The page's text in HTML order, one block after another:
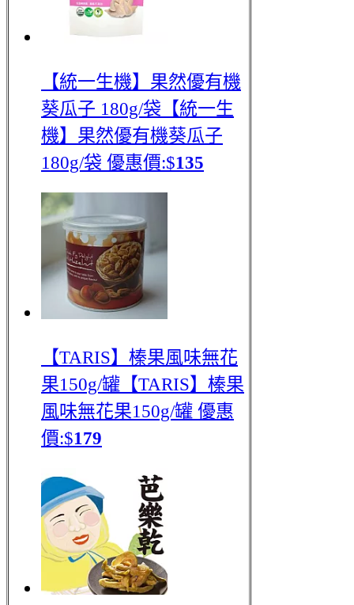
【統一生機】果然優有機
葵瓜子 180g/袋 【統一生
機】果然優有機葵瓜子
180g/袋 優惠價:$135
【TARIS】榛果風味無花
果150g/罐 【TARIS】榛果
風味無花果150g/罐 優惠
價:$179